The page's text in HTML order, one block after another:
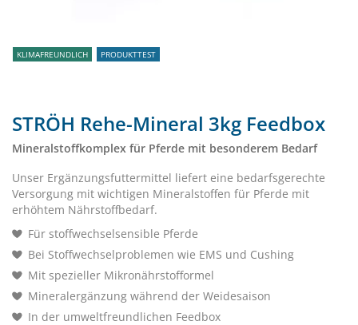
KLIMAFREUNDLICH PRODUKTTEST
STRÖH Rehe-Mineral 3kg Feedbox
Mineralstoffkomplex für Pferde mit besonderem Bedarf
Unser Ergänzungsfuttermittel liefert eine bedarfsgerechte
Versorgung mit wichtigen Mineralstoffen für Pferde mit
erhöhtem Nährstoffbedarf.
Für stoffwechselsensible Pferde
Bei Stoffwechselproblemen wie EMS und Cushing
Mit spezieller Mikronährstofformel
Mineralergänzung während der Weidesaison
In der umweltfreundlichen Feedbox